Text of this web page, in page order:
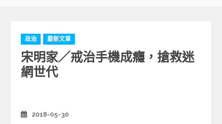
C
a
t
e
g
i
e
政治 最新文章
宋明家／戒治手機成癮，搶救迷
網世代
2018-05-30